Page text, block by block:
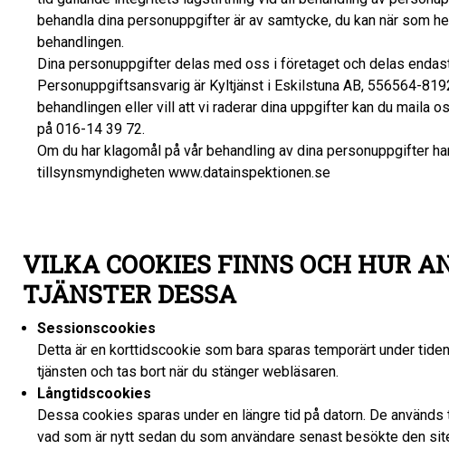
behandla dina personuppgifter är av samtycke, du kan när som
behandlingen.
Dina personuppgifter delas med oss i företaget och delas
Personuppgiftsansvarig är Kyltjänst i Eskilstuna AB, 556564-
behandlingen eller vill att vi raderar dina uppgifter kan du maila
på 016-14 39 72.
Om du har klagomål på vår behandling av dina personuppgifter
tillsynsmyndigheten www.datainspektionen.se
VILKA COOKIES FINNS OCH HUR
TJÄNSTER DESSA
Sessionscookies
Detta är en korttidscookie som bara sparas temporärt under
tjänsten och tas bort när du stänger webläsaren.
Långtidscookies
Dessa cookies sparas under en längre tid på datorn. De
vad som är nytt sedan du som användare senast besökte den